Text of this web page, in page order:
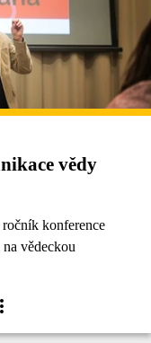
vědy
konference
vědeckou